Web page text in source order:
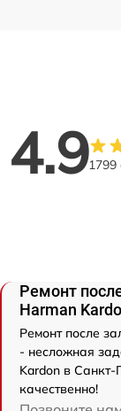
4.91799
Ремонт
Harman
Ремонт после
- несложная
Kardon в
качественно!